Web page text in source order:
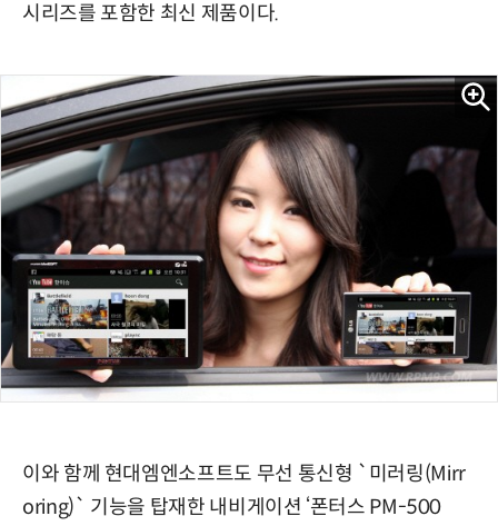
시리즈를 포함한 최신 제품이다.
이와 함께 현대엠엔소프트도 무선 통신형 `미러링(Mirr
oring)` 기능을 탑재한 내비게이션 ‘폰터스 PM-500